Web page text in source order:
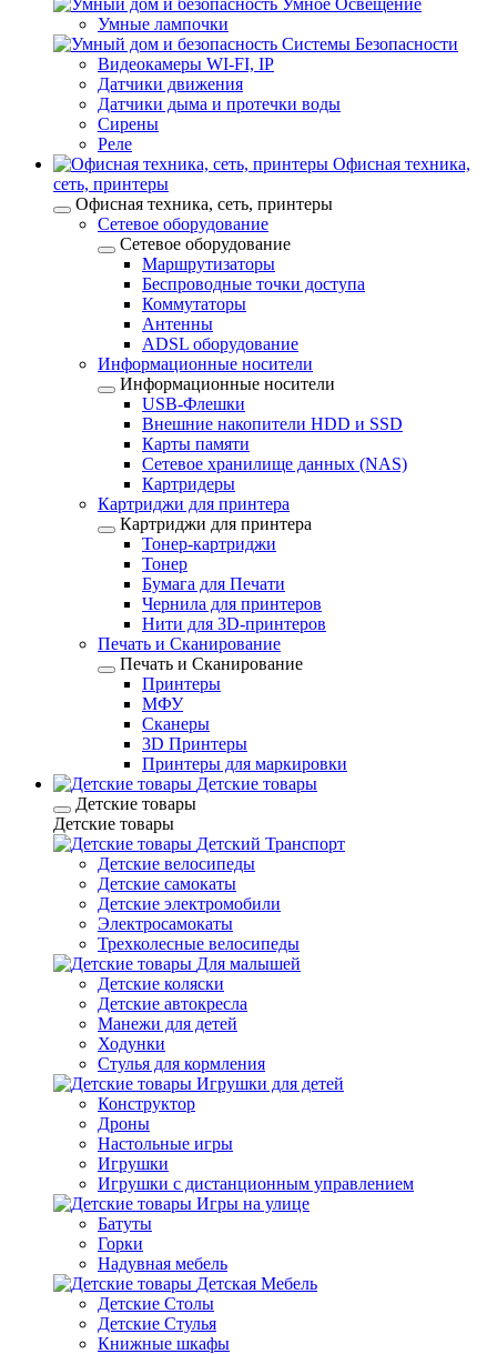
Умное Освещение
Умные лампочки
Системы Безопасности
Видеокамеры WI-FI, IP
Датчики движения
Датчики дыма и протечки воды
Сирены
Реле
Офисная техника,
cеть, принтеры
Офисная техника, cеть, принтеры
Сетевое оборудование
Сетевое оборудование
Маршрутизаторы
Беспроводные точки доступа
Коммутаторы
Антенны
ADSL оборудование
Информационные носители
Информационные носители
USB-Флешки
Внешние накопители HDD и SSD
Карты памяти
Сетевое хранилище данных (NAS)
Картридеры
Картриджи для принтера
Картриджи для принтера
Тонер-картриджи
Тонер
Бумага для Печати
Чернила для принтеров
Нити для 3D-принтеров
Печать и Сканирование
Печать и Сканирование
Принтеры
МФУ
Сканеры
3D Принтеры
Принтеры для маркировки
Детские товары
Детские товары
Детские товары
Детский Транспорт
Детские велосипеды
Детские самокаты
Детские электромобили
Электросамокаты
Трехколесные велосипеды
Для малышей
Детские коляски
Детские автокресла
Манежи для детей
Ходунки
Стулья для кормления
Игрушки для детей
Конструктор
Дроны
Настольные игры
Игрушки
Игрушки c дистанционным управлением
Игры на улице
Батуты
Горки
Надувная мебель
Детская Мебель
Детские Столы
Детские Стулья
Книжные шкафы